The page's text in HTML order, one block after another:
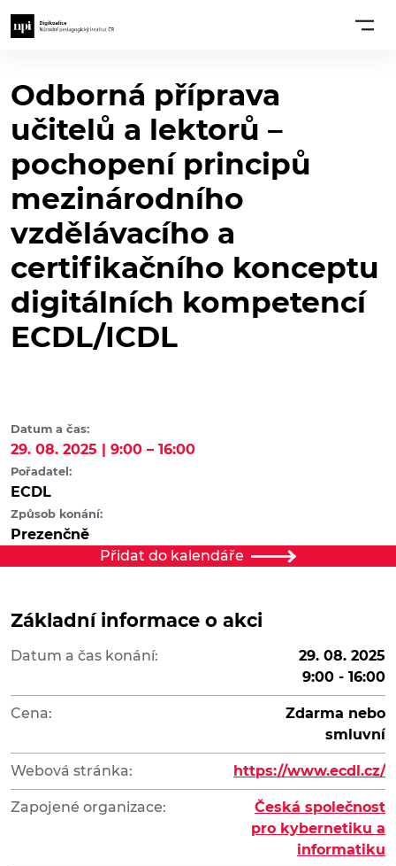
Odborná příprava
učitelů a lektorů –
pochopení principů
mezinárodního
vzdělávacího a
certifikačního konceptu
digitálních kompetencí
ECDL/ICDL
Datum a čas:
29. 08. 2025 | 9:00 – 16:00
Pořadatel:
ECDL
Způsob konání:
Prezenčně
Přidat do kalendáře
Základní informace o akci
Datum a čas konání:
29. 08. 2025
9:00 - 16:00
Cena:
Zdarma nebo
smluvní
Webová stránka: https://www.ecdl.cz/
Zapojené organizace:
Česká společnost
pro kybernetiku a
informatiku